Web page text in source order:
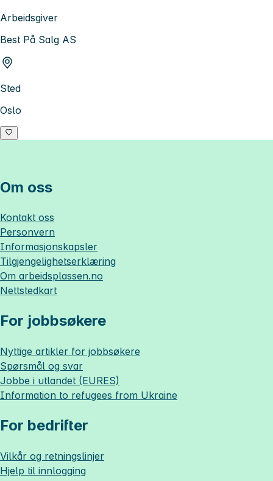
Arbeidsgiver
Best På Salg AS
Sted
Oslo
Om oss
Kontakt oss
Personvern
Informasjonskapsler
Tilgjengelighetserklæring
Om arbeidsplassen.no
Nettstedkart
For jobbsøkere
Nyttige artikler for jobbsøkere
Spørsmål og svar
Jobbe i utlandet (EURES)
Information to refugees from Ukraine
For bedrifter
Vilkår og retningslinjer
Hjelp til innlogging